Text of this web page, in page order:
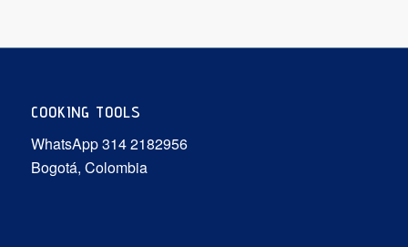
COOKING TOOLS
WhatsApp 314 2182956
Bogotá, Colombia